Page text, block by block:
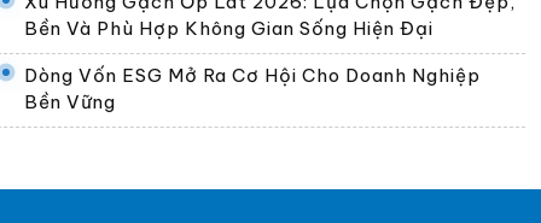
Bền Và Phù Hợp Không Gian Sống Hiện Đại
Dòng Vốn ESG Mở Ra Cơ Hội Cho Doanh Nghiệp
Bền Vững